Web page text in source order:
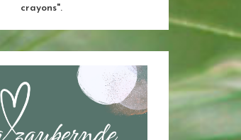
crayons".